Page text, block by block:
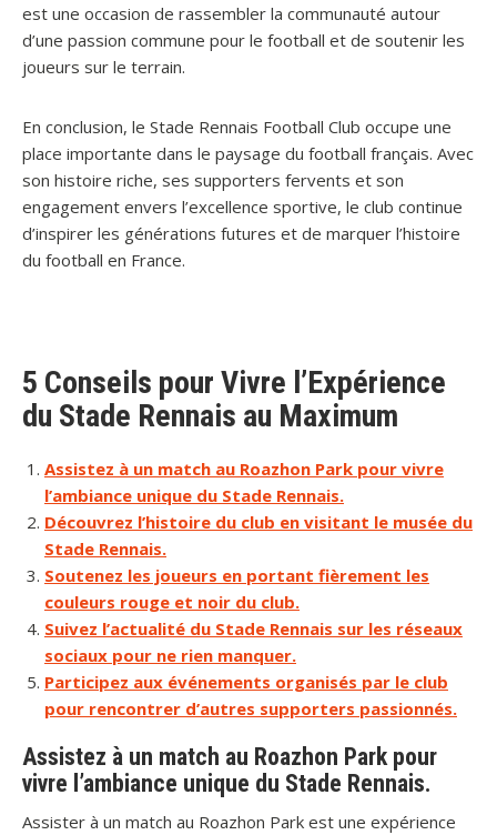
est une occasion de rassembler la communauté autour
d’une passion commune pour le football et de soutenir les
joueurs sur le terrain.
En conclusion, le Stade Rennais Football Club occupe une
place importante dans le paysage du football français. Avec
son histoire riche, ses supporters fervents et son
engagement envers l’excellence sportive, le club continue
d’inspirer les générations futures et de marquer l’histoire
du football en France.
5 Conseils pour Vivre l’Expérience
du Stade Rennais au Maximum
Assistez à un match au Roazhon Park pour vivre
l’ambiance unique du Stade Rennais.
Découvrez l’histoire du club en visitant le musée du
Stade Rennais.
Soutenez les joueurs en portant fièrement les
couleurs rouge et noir du club.
Suivez l’actualité du Stade Rennais sur les réseaux
sociaux pour ne rien manquer.
Participez aux événements organisés par le club
pour rencontrer d’autres supporters passionnés.
Assistez à un match au Roazhon Park pour
vivre l’ambiance unique du Stade Rennais.
Assister à un match au Roazhon Park est une expérience